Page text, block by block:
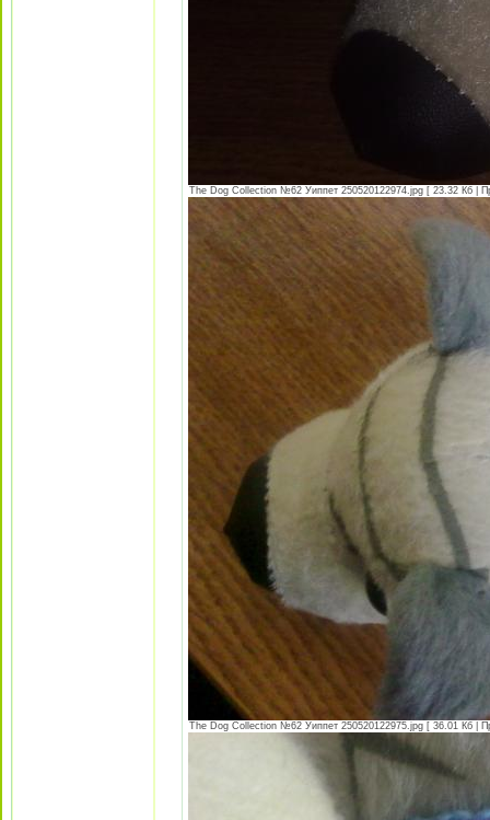
The Dog Collection №62 Уиппет 250520122974.jpg [ 23.32 Кб |
The Dog Collection №62 Уиппет 250520122975.jpg [ 36.01 Кб |